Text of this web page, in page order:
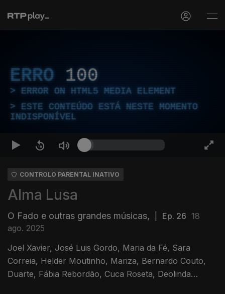
ERRO 100
ERROR ON HTML5 MEDIA ELEMENT
ESTE CONTEÚDO ESTÁ NESTE MOMENTO
INDISPONÍVEL
CONTROLO PARENTAL INATIVO
Alma Lusa
O Fado e outras grandes músicas, Ep. 26 18
ago. 2025
Joel Xavier, José Luis Gordo, Maria da Fé, Sara
Correia, Helder Moutinho, Mariza, Bernardo Couto,
Duarte, Fábia Rebordão, Cuca Roseta, Deolinda